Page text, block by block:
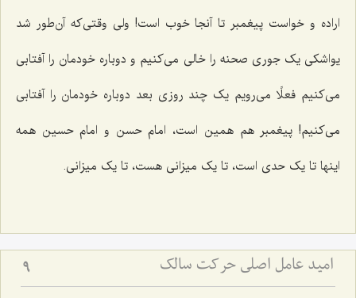
اراده و خواست پیغمبر تا آنجا خوب است! ولی وقتی‌که آن‌طور شد
یواشکی یک جوری صحنه را خالی می‌کنیم و دوباره خودمان را آفتابی
می‌کنیم فعلًا می‌رویم یک چند روزی بعد دوباره خودمان را آفتابی
می‌کنیم! پیغمبر هم همین است، امام حسن و امام حسین همه
اینها تا یک حدی است، تا یک میزانی هست، تا یک میزانی.
امید عامل اصلی حرکت سالک 9